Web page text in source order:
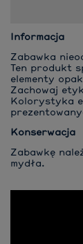
Informacja
Zabawka
Ten produkt
elementy
Zachowaj
Kolorystyka
Konserwacja
Zabawkę
mydła.